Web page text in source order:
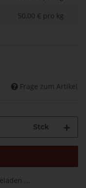
50,00 € pro kg
Frage zum Artikel
Stck
...